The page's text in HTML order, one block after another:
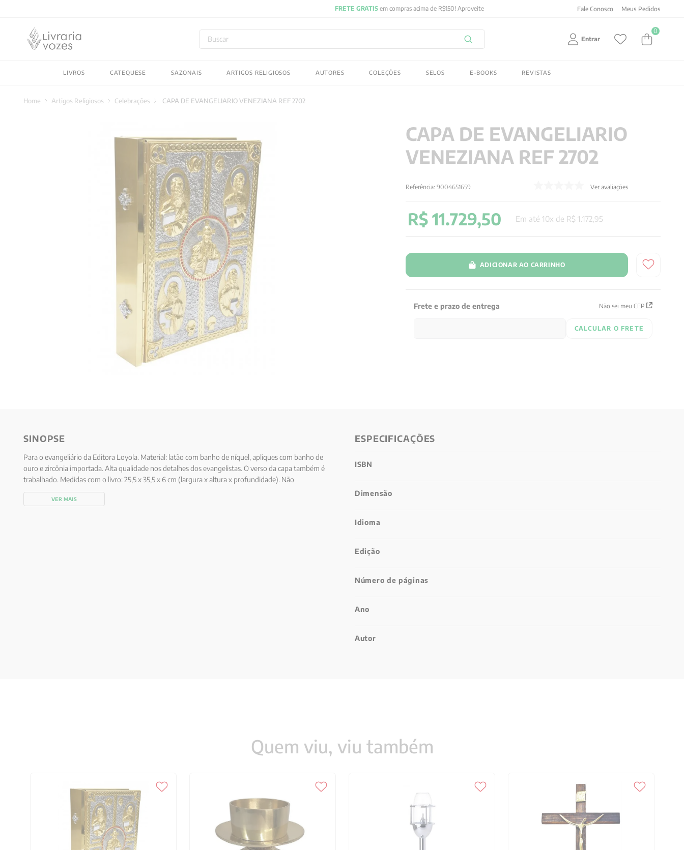
em compras acima de R$150! Aproveite Fale Conosco Meus Pedidos
Buscar
Entrar
0
LIVROS CATEQUESE SAZONAIS ARTIGOS RELIGIOSOS AUTORES COLEÇÕES SELOS E-BOOKS REVISTAS
Artigos Religiosos Celebrações CAPA DE EVANGELIARIO VENEZIANA REF 2702
CAPA DE EVANGELIARIO
VENEZIANA REF 2702
Referência:9004651659 Ver avaliações
R$ 11.729,50 Em até10x de R$ 1 .172 95
ADICIONAR AO CARRINHO
Frete e prazo de entrega Não sei meu CEP
CALCULAR O FRETE
SINOPSE
Para o evangeliário da Editora Loyola. Material: latão com banho de níquel, apliques com banho de
ouro e zircônia importada. Alta qualidade nos detalhes dos evangelistas. O verso da capa também é
trabalhado. Medidas com o livro: 25,5 x 35,5 x 6 cm (largura x altura x profundidade). Não
acompanha o livro.
VER MAIS
ESPECIFICAÇÕES
ISBN
Dimensão
Idioma
Edição
Número de páginas
Ano
Autor
Quem viu, viu também
2027
5º pré venda
6º byung chul han
7º biblia
8º verena kast
9º santo agostinho
10º anselm grun